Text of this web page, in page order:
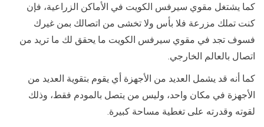
كما يشتغل مقوي سيرفس الكويت في الأماكن الزراعية، فإن
كنت تملك مزرعة فلا بأس ولا تخشى من اتصالك بمن غيرك
فسوف تجد في مقوي سيرفس الكويت ما يحقق لك ما تريد من
اتصال بالعالم الخارجي.
كما أنه قد يشمل العديد من الأجهزة أي يقوم بتقوية العديد من
الأجهزة في مكان واحد، وليس من يتصل بالمودم فقط، وذلك
لقوته وقدرته على تغطية مساحة كبيرة.